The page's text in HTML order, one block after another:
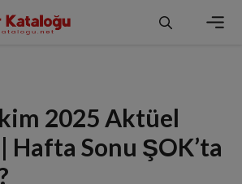
2025 Aktüel
Hafta Sonu ŞOK’ta